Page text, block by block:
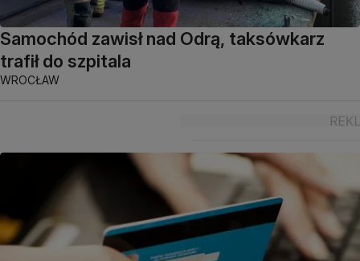
Samochód zawisł nad Odrą, taksówkarz
trafił do szpitala
WROCŁAW